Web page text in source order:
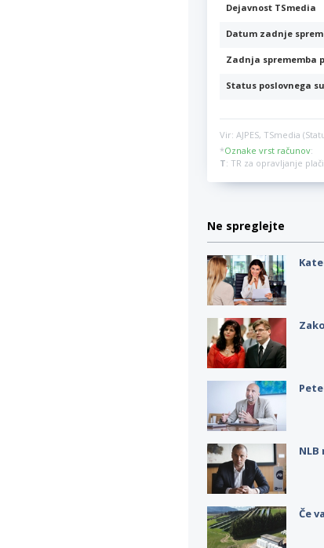
Dejavnost TSmedia
Datum zadnje
Zadnja sprememba
Status poslovnega
Vir: AJPES, TSmedia
*Oznake vrst računov:
T: TR za opravljanje
Ne spreglejte
Če